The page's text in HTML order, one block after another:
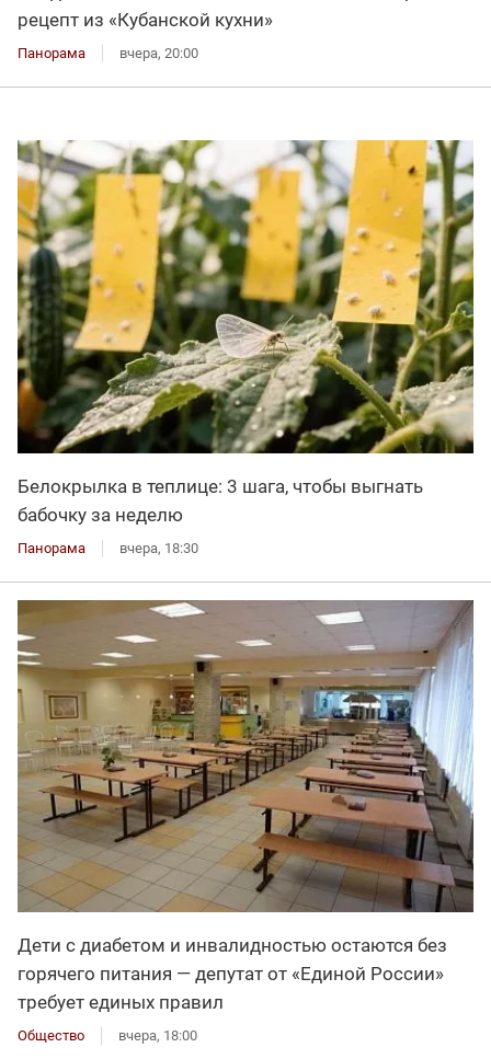
рецепт из «Кубанской кухни»
Панорама вчера, 20:00
Белокрылка в теплице: 3 шага, чтобы выгнать
бабочку за неделю
Панорама вчера, 18:30
Дети с диабетом и инвалидностью остаются без
горячего питания — депутат от «Единой России»
требует единых правил
Общество вчера, 18:00